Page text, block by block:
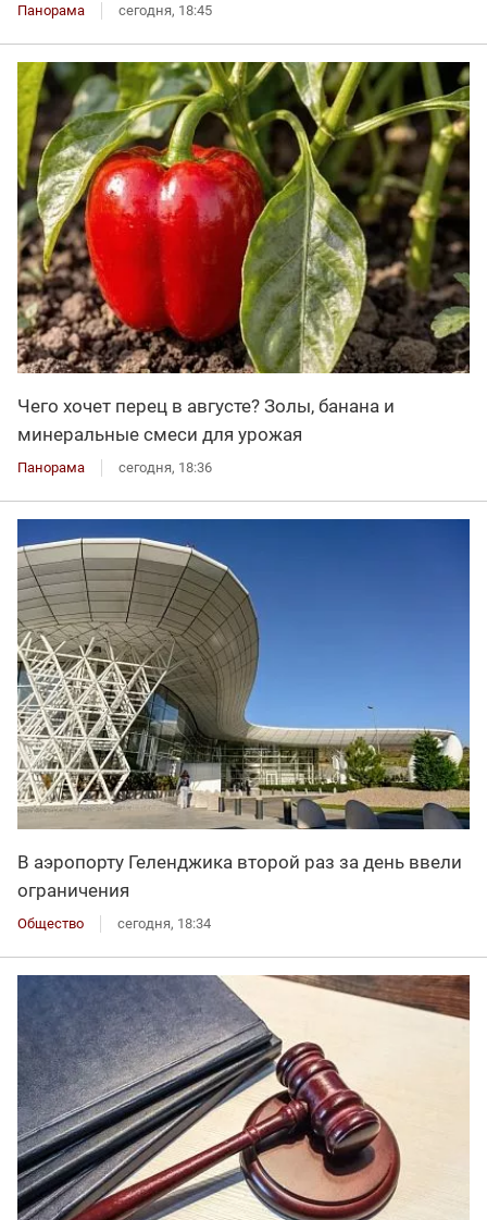
Панорама сегодня, 18:45
Чего хочет перец в августе? Золы, банана и
минеральные смеси для урожая
Панорама сегодня, 18:36
В аэропорту Геленджика второй раз за день ввели
ограничения
Общество сегодня, 18:34